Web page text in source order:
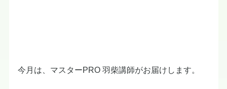
今月は、マスターPRO 羽柴講師がお届けします。